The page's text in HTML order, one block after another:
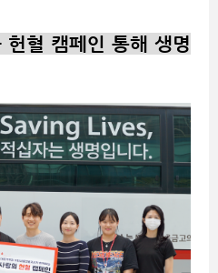
헌혈 캠페인 통해 생명